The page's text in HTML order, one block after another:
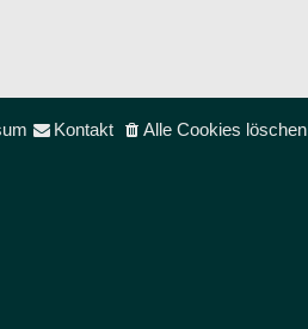
Alle Cookies löschen
Kontakt